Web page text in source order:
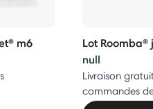
m6
Lot
null
Livraison
commandes